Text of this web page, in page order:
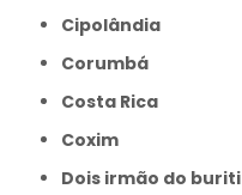
Cipolândia
Corumbá
Costa Rica
Coxim
Dois irmão do buriti